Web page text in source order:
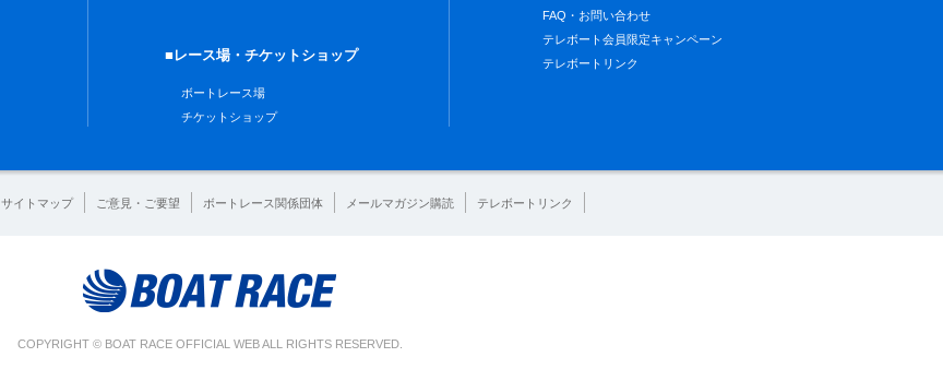
■レース場・チケットショップ
ボートレース場
チケットショップ
FAQ・お問い合わせ
テレボート会員限定キャンペーン
テレボートリンク
サイトマップ ご意見・ご要望 ボートレース関係団体 メールマガジン購読 テレボートリンク
COPYRIGHT © BOAT RACE OFFICIAL WEB ALL RIGHTS RESERVED.